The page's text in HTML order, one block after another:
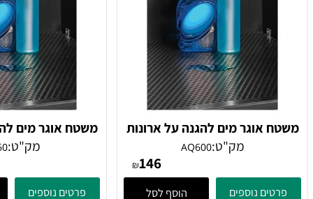
אוגר מים להגנה על ארונות
משטח אוגר מים להגנה